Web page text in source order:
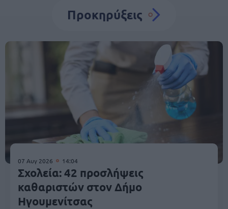
Προκηρύξεις
07 Αυγ 2026 14:04
Σχολεία: 42 προσλήψεις
καθαριστών στον Δήμο
Ηγουμενίτσας